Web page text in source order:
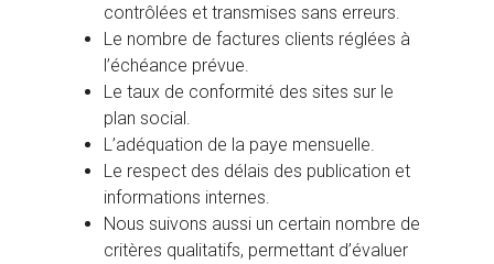
contrôlées et transmises sans erreurs.
Le nombre de factures clients réglées à
l’échéance prévue.
Le taux de conformité des sites sur le
plan social.
L’adéquation de la paye mensuelle.
Le respect des délais des publication et
informations internes.
Nous suivons aussi un certain nombre de
critères qualitatifs, permettant d’évaluer